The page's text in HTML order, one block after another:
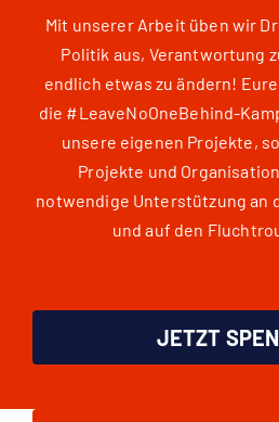
Mit unserer Arbeit üben wir
Politik aus, Verantwortung
endlich etwas zu ändern!
die #LeaveNoOneBehind-
unsere eigenen Projekte,
Projekte und
notwendige Unterstützung an
und auf den
JETZT